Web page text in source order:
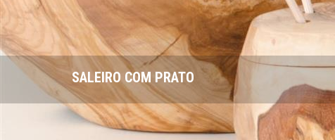
SALEIRO COM PRATO